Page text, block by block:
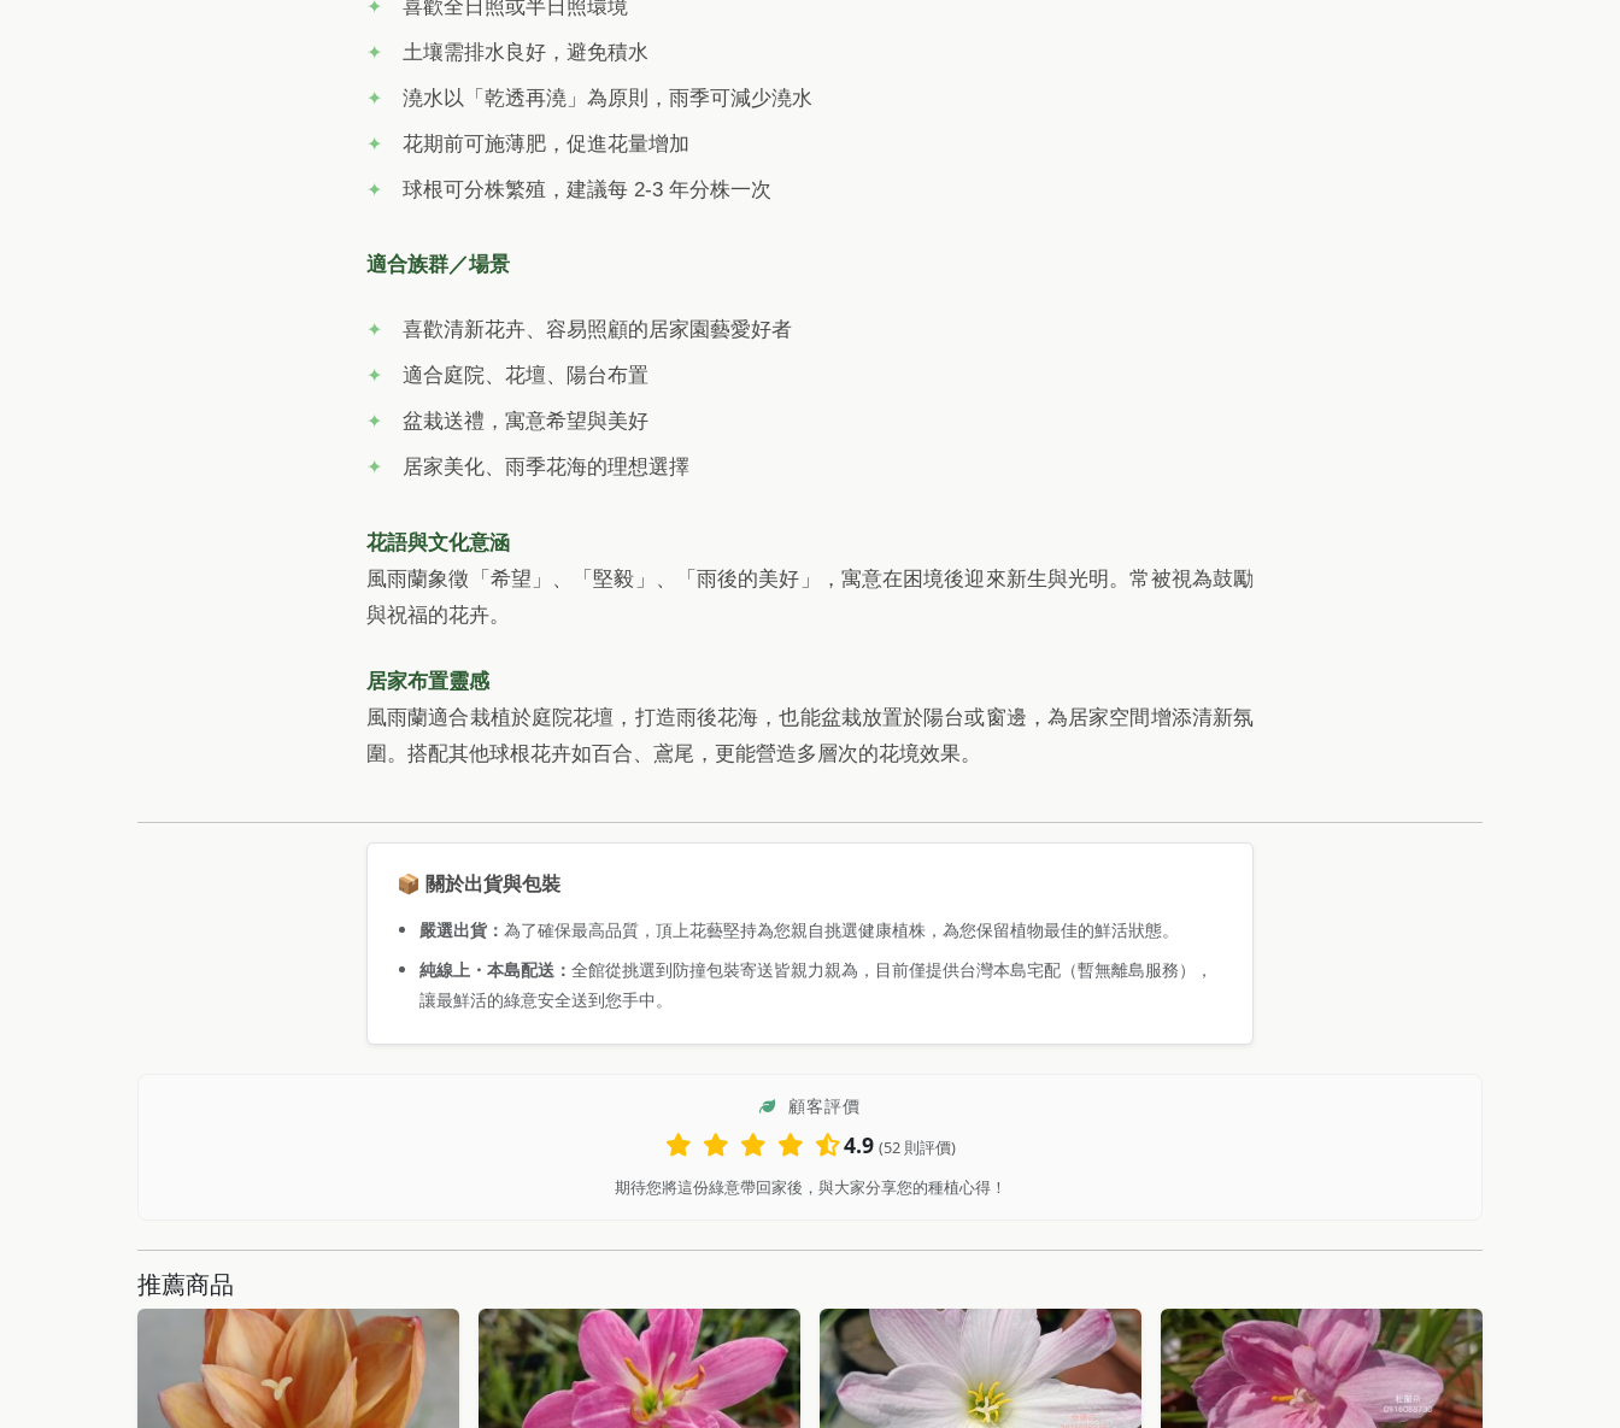
喜歡全日照或半日照環境
土壤需排水良好，避免積水
澆水以「乾透再澆」為原則，雨季可減少澆水
花期前可施薄肥，促進花量增加
球根可分株繁殖，建議每 2-3 年分株一次
適合族群／場景
喜歡清新花卉、容易照顧的居家園藝愛好者
適合庭院、花壇、陽台布置
盆栽送禮，寓意希望與美好
居家美化、雨季花海的理想選擇
花語與文化意涵
風雨蘭象徵「希望」、「堅毅」、「雨後的美好」，寓意在困境後迎來新生與光明。常被視為鼓勵
與祝福的花卉。
居家布置靈感
風雨蘭適合栽植於庭院花壇，打造雨後花海，也能盆栽放置於陽台或窗邊，為居家空間增添清新氛
圍。搭配其他球根花卉如百合、鳶尾，更能營造多層次的花境效果。
📦 關於出貨與包裝
嚴選出貨：為了確保最高品質，頂上花藝堅持為您親自挑選健康植株，為您保留植物最佳的鮮活狀態。
純線上・本島配送：全館從挑選到防撞包裝寄送皆親力親為，目前僅提供台灣本島宅配（暫無離島服務），
讓最鮮活的綠意安全送到您手中。
顧客評價
4.9 (52 則評價)
期待您將這份綠意帶回家後，與大家分享您的種植心得！
推薦商品